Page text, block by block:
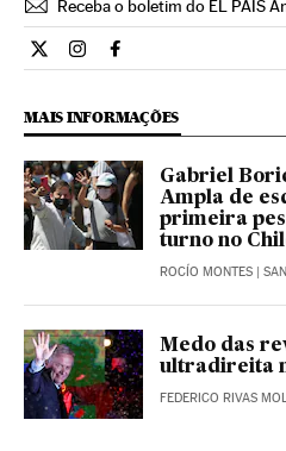
Receba o boletim do EL PAÍS
Internacional El País Brasil en
Internacional El País
Internacional El País
MAIS INFORMAÇÕES
Gabriel
Ampla de
primeira
turno no
ROCÍO MONTES |
Medo das
ultradireita
FEDERICO RIVAS